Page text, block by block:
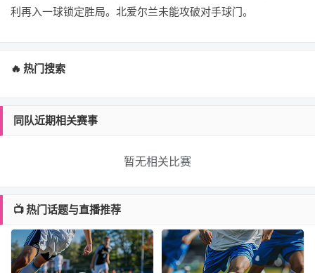
利再入一球锁定胜局。北爱尔兰未能攻破对手球门。
🔥 热门搜索
同队近期相关赛事
暂无相关比赛
📺 热门话题与直播推荐